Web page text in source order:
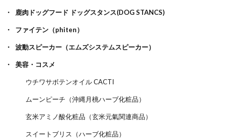
鹿肉ドッグフード ドッグスタンス(DOG STANCS)
ファイテン（phiten）
波動スピーカー（エムズシステムスピーカー）
美容・コスメ
ウチワサボテンオイル CACTI
ムーンピーチ（沖縄月桃ハーブ化粧品）
玄米アミノ酸化粧品（玄米元氣関連商品）
スイートブリス（ハーブ化粧品）